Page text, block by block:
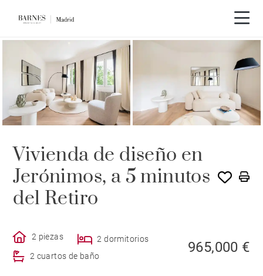
Recorrido en vídeo
Vivienda de diseño en
Jerónimos, a 5 minutos
del Retiro
2 piezas
2 dormitorios
2 cuartos de baño
965,000 €